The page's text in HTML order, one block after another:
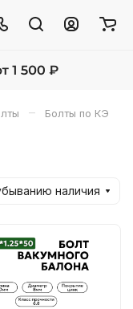
– Болты по КЭ
наличия